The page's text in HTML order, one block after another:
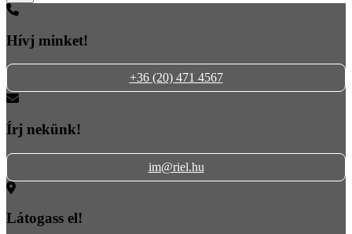
Hívj minket!
+36 (20) 471 4567
Írj nekünk!
im@riel.hu
Látogass el!